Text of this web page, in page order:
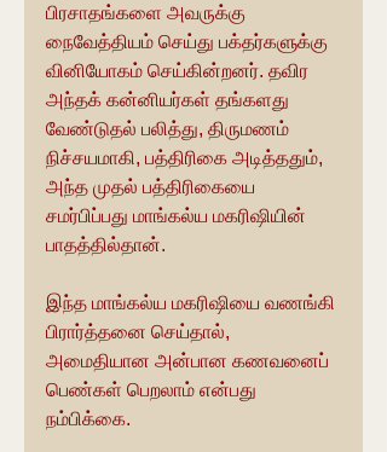
பிரசாதங்களை அவருக்கு
நைவேத்தியம் செய்து பக்தர்களுக்கு
வினியோகம் செய்கின்றனர். தவிர
அந்தக் கன்னியர்கள் தங்களது
வேண்டுதல் பலித்து, திருமணம்
நிச்சயமாகி, பத்திரிகை அடித்ததும்,
அந்த முதல் பத்திரிகையை
சமர்பிப்பது மாங்கல்ய மகரிஷியின்
பாதத்தில்தான்.
இந்த மாங்கல்ய மகரிஷியை வணங்கி
பிரார்த்தனை செய்தால்,
அமைதியான அன்பான கணவனைப்
பெண்கள் பெறலாம் என்பது
நம்பிக்கை.